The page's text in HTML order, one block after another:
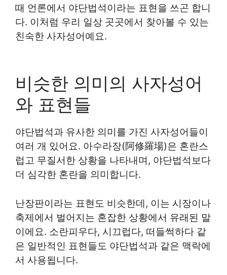
때 언론에서 야단법석이라는 표현을 쓰곤 합니
다. 이처럼 우리 일상 곳곳에서 찾아볼 수 있는
친숙한 사자성어예요.
비슷한 의미의 사자성어
와 표현들
야단법석과 유사한 의미를 가진 사자성어들이
여러 개 있어요. 아수라장(阿修羅場)은 혼란스
럽고 무질서한 상황을 나타내며, 야단법석보다
더 심각한 혼란을 의미합니다.
난장판이라는 표현도 비슷한데, 이는 시장이나
축제에서 벌어지는 혼잡한 상황에서 유래된 말
이에요. 소란피우다, 시끄럽다, 떠들썩하다 같
은 일반적인 표현들도 야단법석과 같은 맥락에
서 사용됩니다.